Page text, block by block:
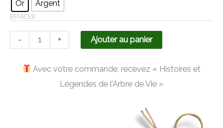
Or Argent
EFFACER
- + Ajouter au panier
Avec votre commande, recevez « Histoires et
Légendes de l’Arbre de Vie »